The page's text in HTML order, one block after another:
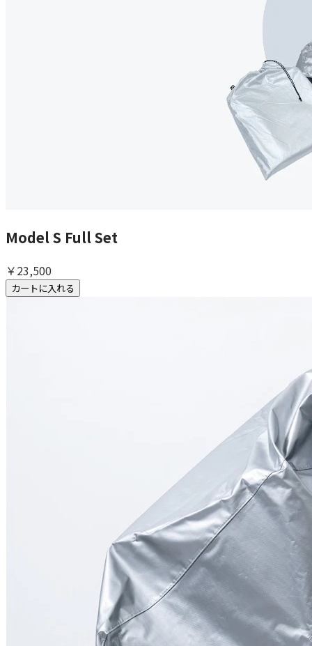
Model S Full Set
￥23,500
カートに入れる